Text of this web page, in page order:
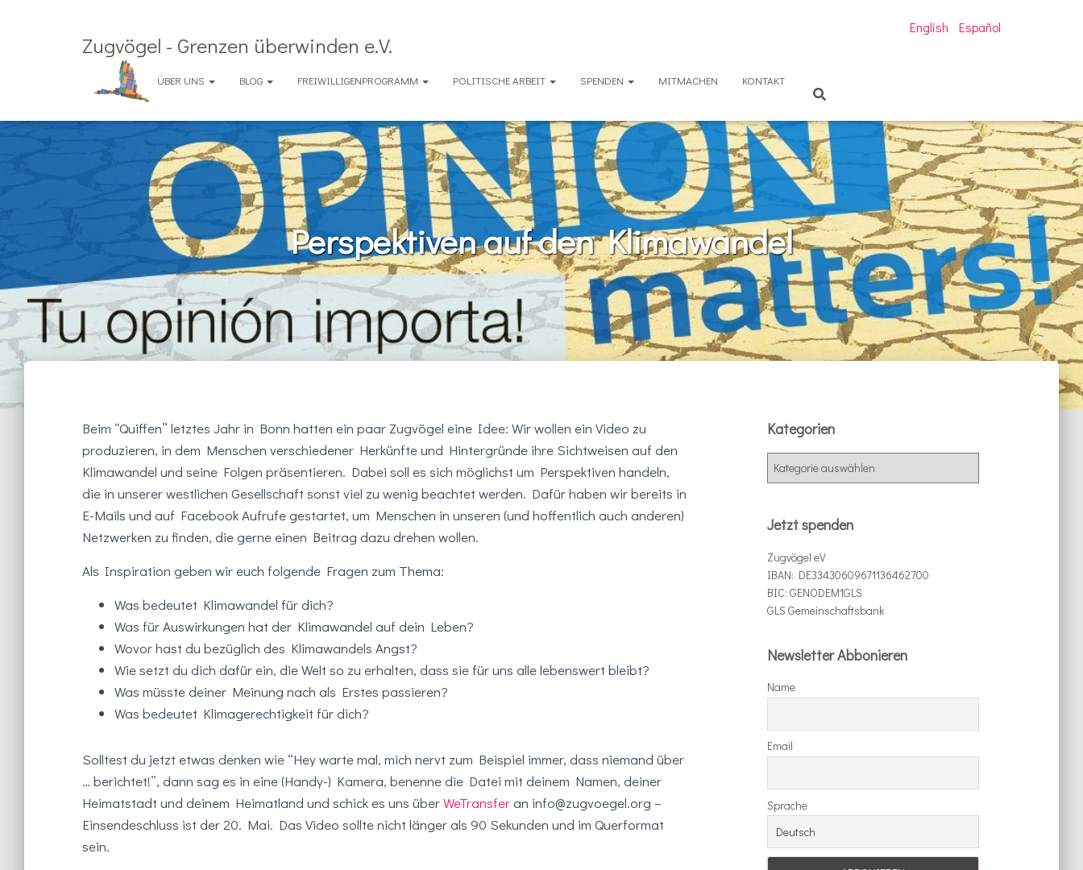
English Español
Zugvögel - Grenzen überwinden e.V.
ÜBER UNS BLOG FREIWILLIGENPROGRAMM POLITISCHE ARBEIT SPENDEN MITMACHEN KONTAKT
Perspektiven auf den Klimawandel
Beim “Quiffen” letztes Jahr in Bonn hatten ein paar Zugvögel eine Idee: Wir wollen ein Video zu
produzieren, in dem Menschen verschiedener Herkünfte und Hintergründe ihre Sichtweisen auf den
Klimawandel und seine Folgen präsentieren. Dabei soll es sich möglichst um Perspektiven handeln,
die in unserer westlichen Gesellschaft sonst viel zu wenig beachtet werden. Dafür haben wir bereits in
E-Mails und auf Facebook Aufrufe gestartet, um Menschen in unseren (und hoffentlich auch anderen)
Netzwerken zu finden, die gerne einen Beitrag dazu drehen wollen.
Als Inspiration geben wir euch folgende Fragen zum Thema:
Was bedeutet Klimawandel für dich?
Was für Auswirkungen hat der Klimawandel auf dein Leben?
Wovor hast du bezüglich des Klimawandels Angst?
Wie setzt du dich dafür ein, die Welt so zu erhalten, dass sie für uns alle lebenswert bleibt?
Was müsste deiner Meinung nach als Erstes passieren?
Was bedeutet Klimagerechtigkeit für dich?
Solltest du jetzt etwas denken wie “Hey warte mal, mich nervt zum Beispiel immer, dass niemand über
… berichtet!”, dann sag es in eine (Handy-) Kamera, benenne die Datei mit deinem Namen, deiner
Heimatstadt und deinem Heimatland und schick es uns überWeTransfer an info@zugvoegel.org –
Einsendeschluss ist der 20. Mai. Das Video sollte nicht länger als 90 Sekunden und im Querformat
sein.
Kategorien
g
r
i
e
n
Jetzt spenden
Zugvögel eV
IBAN: DE33430609671136462700
BIC: GENODEM1GLS
GLS Gemeinschaftsbank
Newsletter Abbonieren
Name
Email
Sprache